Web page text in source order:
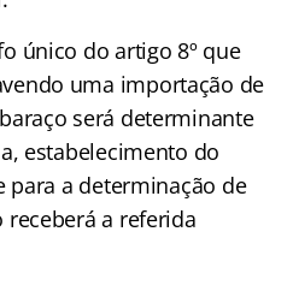
único do artigo 8º que
uma importação de
será determinante
estabelecimento do
para a determinação de
a referida